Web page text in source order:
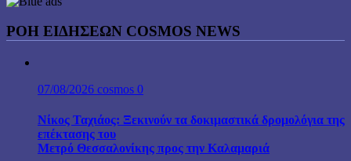
ΡΟΗ ΕΙΔΗΣΕΩΝ COSMOS NEWS
07/08/2026 cosmos 0
Νίκος Ταχιάος: Ξεκινούν τα δοκιμαστικά δρομολόγια της
επέκτασης του
Μετρό Θεσσαλονίκης προς την Καλαμαριά